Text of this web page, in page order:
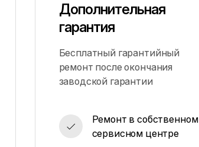
Дополнительная
гарантия
Бесплатный гарантийный
ремонт после окончания
заводской гарантии
Ремонт в собственном
сервисном центре